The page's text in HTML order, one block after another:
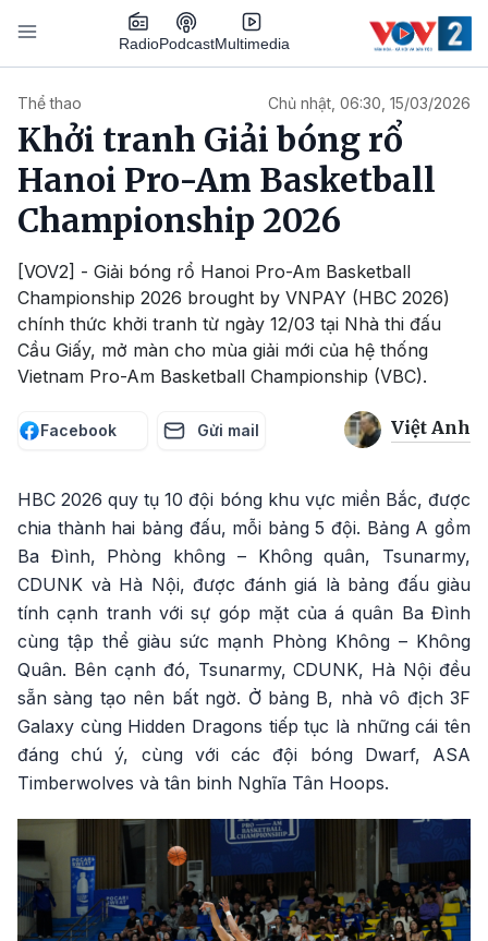
Nhảy đến nội dung
RadioPodcastMultimedia
Thể thao Chủ nhật, 06:30, 15/03/2026
Khởi tranh Giải bóng rổ
Hanoi Pro-Am Basketball
Championship 2026
[VOV2] - Giải bóng rổ Hanoi Pro-Am Basketball
Championship 2026 brought by VNPAY (HBC 2026)
chính thức khởi tranh từ ngày 12/03 tại Nhà thi đấu
Cầu Giấy, mở màn cho mùa giải mới của hệ thống
Vietnam Pro-Am Basketball Championship (VBC).
Facebook Gửi mail Việt Anh
HBC 2026 quy tụ 10 đội bóng khu vực miền Bắc, được
chia thành hai bảng đấu, mỗi bảng 5 đội. Bảng A gồm
Ba Đình, Phòng không – Không quân, Tsunarmy,
CDUNK và Hà Nội, được đánh giá là bảng đấu giàu
tính cạnh tranh với sự góp mặt của á quân Ba Đình
cùng tập thể giàu sức mạnh Phòng Không – Không
Quân. Bên cạnh đó, Tsunarmy, CDUNK, Hà Nội đều
sẵn sàng tạo nên bất ngờ. Ở bảng B, nhà vô địch 3F
Galaxy cùng Hidden Dragons tiếp tục là những cái tên
đáng chú ý, cùng với các đội bóng Dwarf, ASA
Timberwolves và tân binh Nghĩa Tân Hoops.